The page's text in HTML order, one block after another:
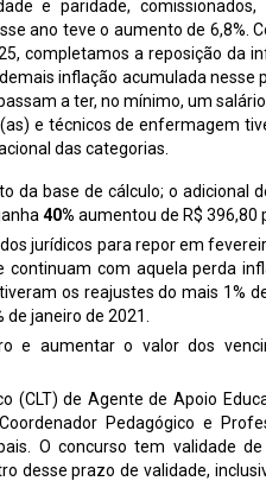
e paridade,
ano teve o aumento de 6,8%.
completamos a reposição da
inflação acumulada nesse
a ter, no mínimo, um
e técnicos de enfermagem
das categorias.
da base de cálculo; o adicional
40% aumentou de R$ 396,80
jurídicos para repor em
com aquela perda
os reajustes do mais 1%
janeiro de 2021.
e aumentar o valor dos
(CLT) de Agente de Apoio
Pedagógico e
O concurso tem validade
desse prazo de validade,